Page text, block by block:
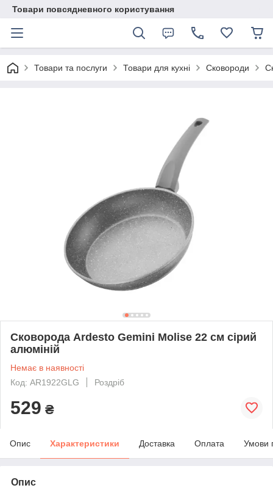
Товари повсядневного користування
Товари та послуги Товари для кухні Сковороди
Сковорода Ardesto Gemini Molise 22 см сірий
алюміній
Немає в наявності
Код: AR1922GLG
Роздріб
529 ₴
Опис Характеристики Доставка Оплата Умови
Опис